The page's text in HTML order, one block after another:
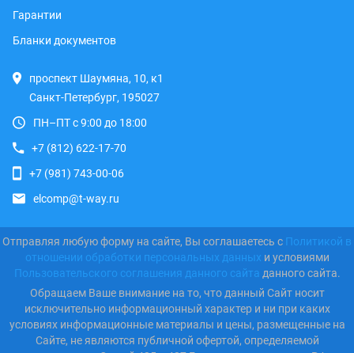
Гарантии
Бланки документов
проспект Шаумяна, 10, к1
Санкт-Петербург, 195027
ПН–ПТ с 9:00 до 18:00
+7 (812) 622-17-70
+7 (981) 743-00-06
elcomp@t-way.ru
Отправляя любую форму на сайте, Вы соглашаетесь с Политикой в
отношении обработки персональных данных и условиями
Пользовательского соглашения данного сайта данного сайта.
Обращаем Ваше внимание на то, что данный Сайт носит
исключительно информационный характер и ни при каких
условиях информационные материалы и цены, размещенные на
Сайте, не являются публичной офертой, определяемой